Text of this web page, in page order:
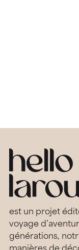
est un projet
voyage
générations,